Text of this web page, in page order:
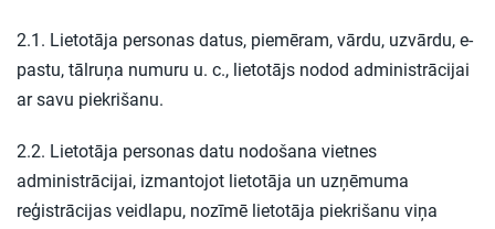
2.1. Lietotāja personas datus, piemēram, vārdu, uzvārdu, e-
pastu, tālruņa numuru u. c., lietotājs nodod administrācijai
ar savu piekrišanu.
2.2. Lietotāja personas datu nodošana vietnes
administrācijai, izmantojot lietotāja un uzņēmuma
reģistrācijas veidlapu, nozīmē lietotāja piekrišanu viņa